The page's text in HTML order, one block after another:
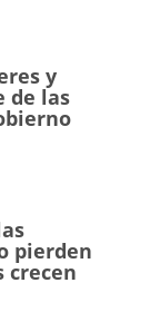
y
de las
pierden
crecen